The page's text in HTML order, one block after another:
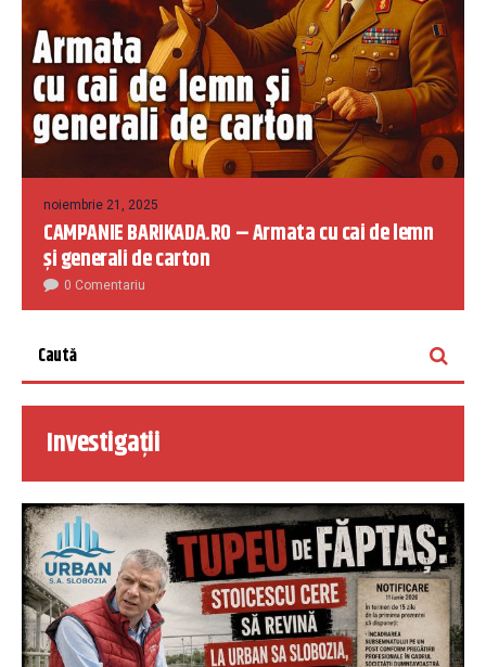
noiembrie 21, 2025
CAMPANIE BARIKADA.RO – Armata cu cai de lemn
și generali de carton
0 Comentariu
Investigații